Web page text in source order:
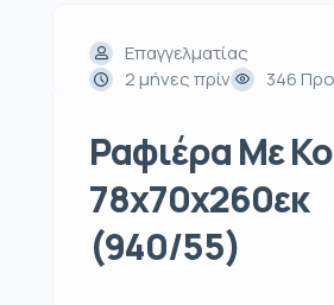
Επαγγελματίας
2 μήνες πρίν
346
Ραφιέρα Με
78x70x260εκ
(940/55)